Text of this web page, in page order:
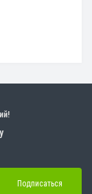
Подписаться